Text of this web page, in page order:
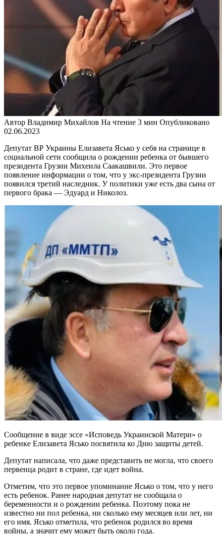
Автор Владимир Михайлов На чтение 3 мин Опубликовано
02.06.2023
Депутат ВР Украины Елизавета Ясько у себя на странице в
социальной сети сообщила о рождении ребенка от бывшего
президента Грузии Михеила Саакашвили. Это первое
появление информации о том, что у экс-президента Грузии
появился третий наследник. У политики уже есть два сына от
первого брака — Эдуард и Николоз.
Сообщение в виде эссе «Исповедь Украинской Матери» о
ребенке Елизавета Ясько посвятила ко Дню защиты детей.
Депутат написала, что даже представить не могла, что своего
первенца родит в стране, где идет война.
Отметим, что это первое упоминание Ясько о том, что у него
есть ребенок. Ранее народная депутат не сообщала о
беременности и о рождении ребенка. Поэтому пока не
известно ни пол ребенка, ни сколько ему месяцев или лет, ни
его имя. Ясько отметила, что ребенок родился во время
войны, а значит ему может быть около года.